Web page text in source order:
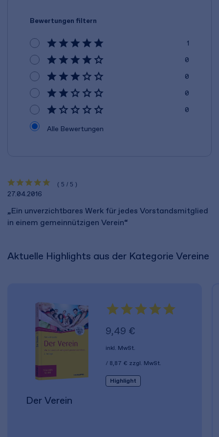
Bewertungen filtern
1
0
0
0
0
Alle Bewertungen
(5/5)
27.04.2016
„Ein unverzichtbares Werk für jedes Vorstandsmitglied
in einem gemeinnützigen Verein“
Aktuelle Highlights aus der Kategorie Vereine
9,49 €
inkl. MwSt.
8,87 € zzgl. MwSt.
Highlight
Der Verein